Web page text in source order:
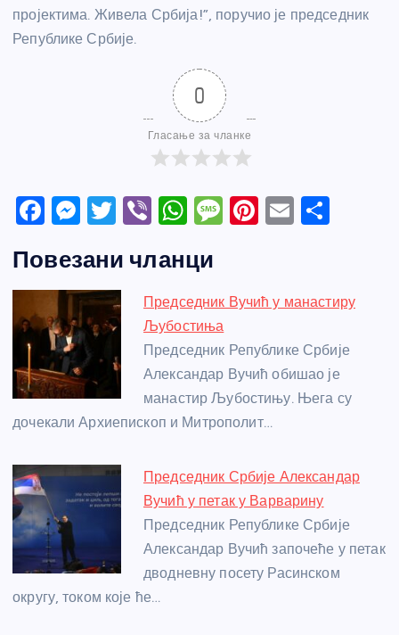
пројектима. Живела Србија!”, поручио је председник
Републике Србије.
0
Гласање за чланке
F
c
e
b
o
o
k
M
ss
e
n
g
er
T
itt
er
Vi
er
W
at
s
A
p
p
M
a
g
e
Pi
e
E
e
Повезани чланци
Председник Вучић у манастиру
Љубостиња
Председник Републике Србије
Александар Вучић обишао је
манастир Љубостињу. Њега су
дочекали Архиепископ и Митрополит…
Председник Србије Александар
Вучић у петак у Варварину
Председник Републике Србије
Александар Вучић започеће у петак
дводневну посету Расинском
округу, током које ће…